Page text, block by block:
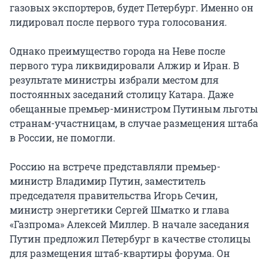
газовых экспортеров, будет Петербург. Именно он
лидировал после первого тура голосования.
Однако преимущество города на Неве после
первого тура ликвидировали Алжир и Иран. В
результате министры избрали местом для
постоянных заседаний столицу Катара. Даже
обещанные премьер-министром Путиным льготы
странам-участницам, в случае размещения штаба
в России, не помогли.
Россию на встрече представляли премьер-
министр Владимир Путин, заместитель
председателя правительства Игорь Сечин,
министр энергетики Сергей Шматко и глава
«Газпрома» Алексей Миллер. В начале заседания
Путин предложил Петербург в качестве столицы
для размещения штаб-квартиры форума. Он